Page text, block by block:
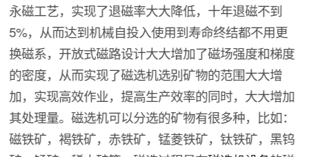
永磁工艺，实现了退磁率大大降低，十年退磁不到
5%，从而达到机械自投入使用到寿命终结都不用更
换磁系，开放式磁路设计大大增加了磁场强度和梯度
的密度，从而实现了磁选机选别矿物的范围大大增
加，实现高效作业，提高生产效率的同时，大大增加
其处理量。磁选机可以分选的矿物有很多种，比如：
磁铁矿，褐铁矿，赤铁矿，锰菱铁矿，钛铁矿，黑钨